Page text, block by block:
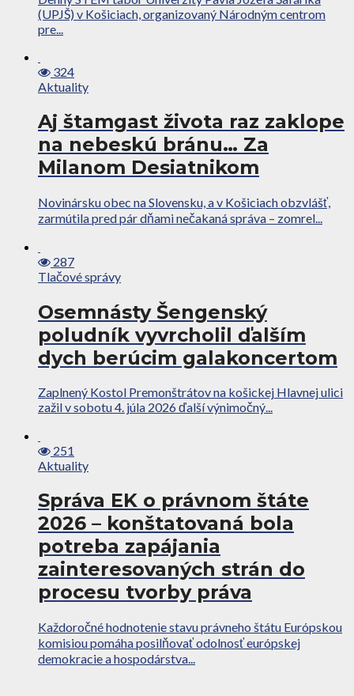
(UPJŠ) v Košiciach, organizovaný Národným centrom
pre...
324
Aktuality
Aj štamgast života raz zaklope
na nebeskú bránu… Za
Milanom Desiatnikom
Novinársku obec na Slovensku, a v Košiciach obzvlášť,
zarmútila pred pár dňami nečakaná správa – zomrel...
287
Tlačové správy
Osemnásty Šengenský
poludník vyvrcholil ďalším
dych berúcim galakoncertom
Zaplnený Kostol Premonštrátov na košickej Hlavnej ulici
zažil v sobotu 4. júla 2026 ďalší výnimočný...
251
Aktuality
Správa EK o právnom štáte
2026 – konštatovaná bola
potreba zapájania
zainteresovaných strán do
procesu tvorby práva
Každoročné hodnotenie stavu právneho štátu Európskou
komisiou pomáha posilňovať odolnosť európskej
demokracie a hospodárstva...